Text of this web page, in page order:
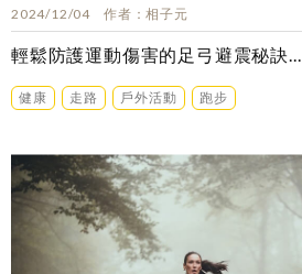
2024/12/04 作者 相子元
輕鬆防護運動傷害的足弓避震秘訣...
健康 走路 戶外活動 跑步